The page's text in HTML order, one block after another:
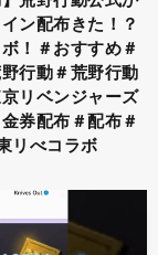
ン配布きた！？
！＃おすすめ＃
行動＃荒野行動
リベンジャーズ
券配布＃配布＃
リべコラボ